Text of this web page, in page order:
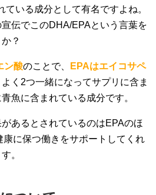
ている成分として有名ですよね。
伝でこのDHA/EPAという言葉を
？
ン酸のことで、
EPAはエイコサペ
く2つ一緒になってサプリに含ま
魚に含まれている成分です。
あるとされているのはEPAのほ
康に保つ働きをサポートしてくれ
。